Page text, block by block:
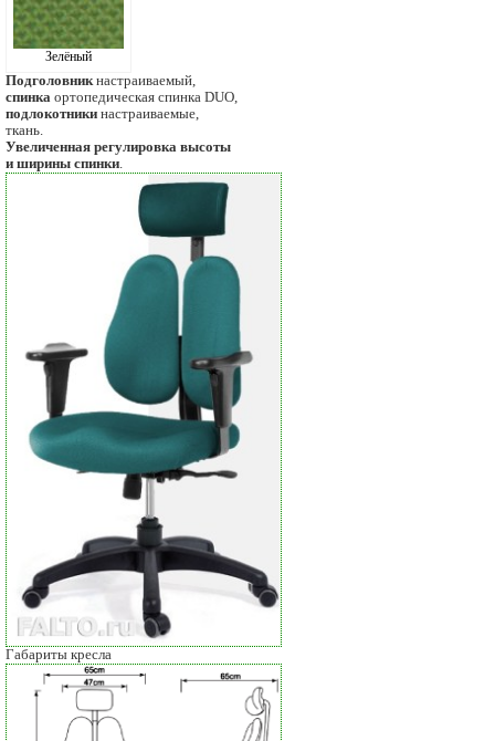
Зелёный
Подголовник настраиваемый,
спинка ортопедическая спинка DUO,
подлокотники настраиваемые,
ткань.
Увеличенная регулировка высоты
и ширины спинки
Габариты кресла